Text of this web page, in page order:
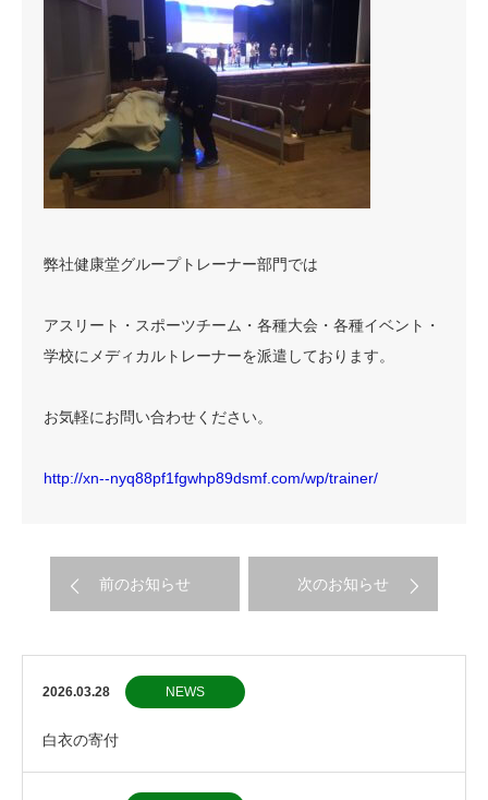
弊社健康堂グループトレーナー部門では
アスリート・スポーツチーム・各種大会・各種イベント・
学校にメディカルトレーナーを派遣しております。
お気軽にお問い合わせください。
http://xn--nyq88pf1fgwhp89dsmf.com/wp/trainer/
前のお知らせ 次のお知らせ
2026.03.28 NEWS
白衣の寄付